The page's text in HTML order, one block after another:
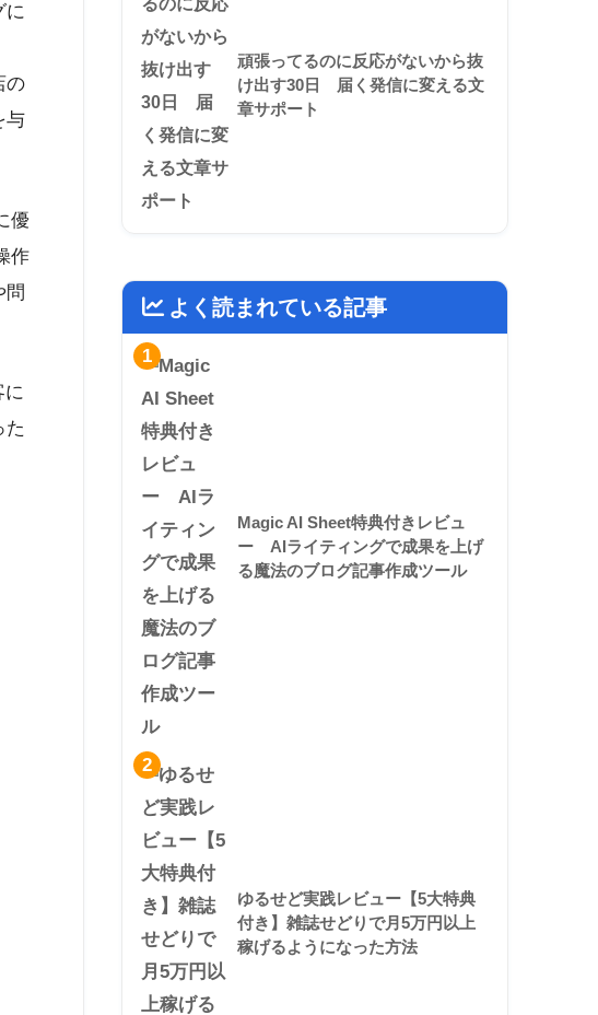
に
の
与
優
作
問
に
た
頑張ってるのに反応がないから抜
け出す30日 届く発信に変える文
章サポート
よく読まれている記事
1
Magic AI Sheet特典付きレビュ
ー AIライティングで成果を上げ
る魔法のブログ記事作成ツール
2
ゆるせど実践レビュー【5大特典
付き】雑誌せどりで月5万円以上
稼げるようになった方法